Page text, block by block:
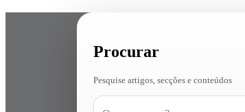
Procurar
Pesquise artigos, secções e conteúdos